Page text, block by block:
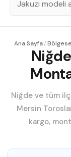
Ana Sayfa/
Niğde ve tüm
Mersin
kargo,